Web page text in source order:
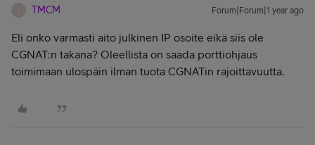
TMCM Forum|Forum|1 year ago
Eli onko varmasti aito julkinen IP osoite eikä siis ole
CGNAT:n takana? Oleellista on saada porttiohjaus
toimimaan ulospäin ilman tuota CGNATin rajoittavuutta.